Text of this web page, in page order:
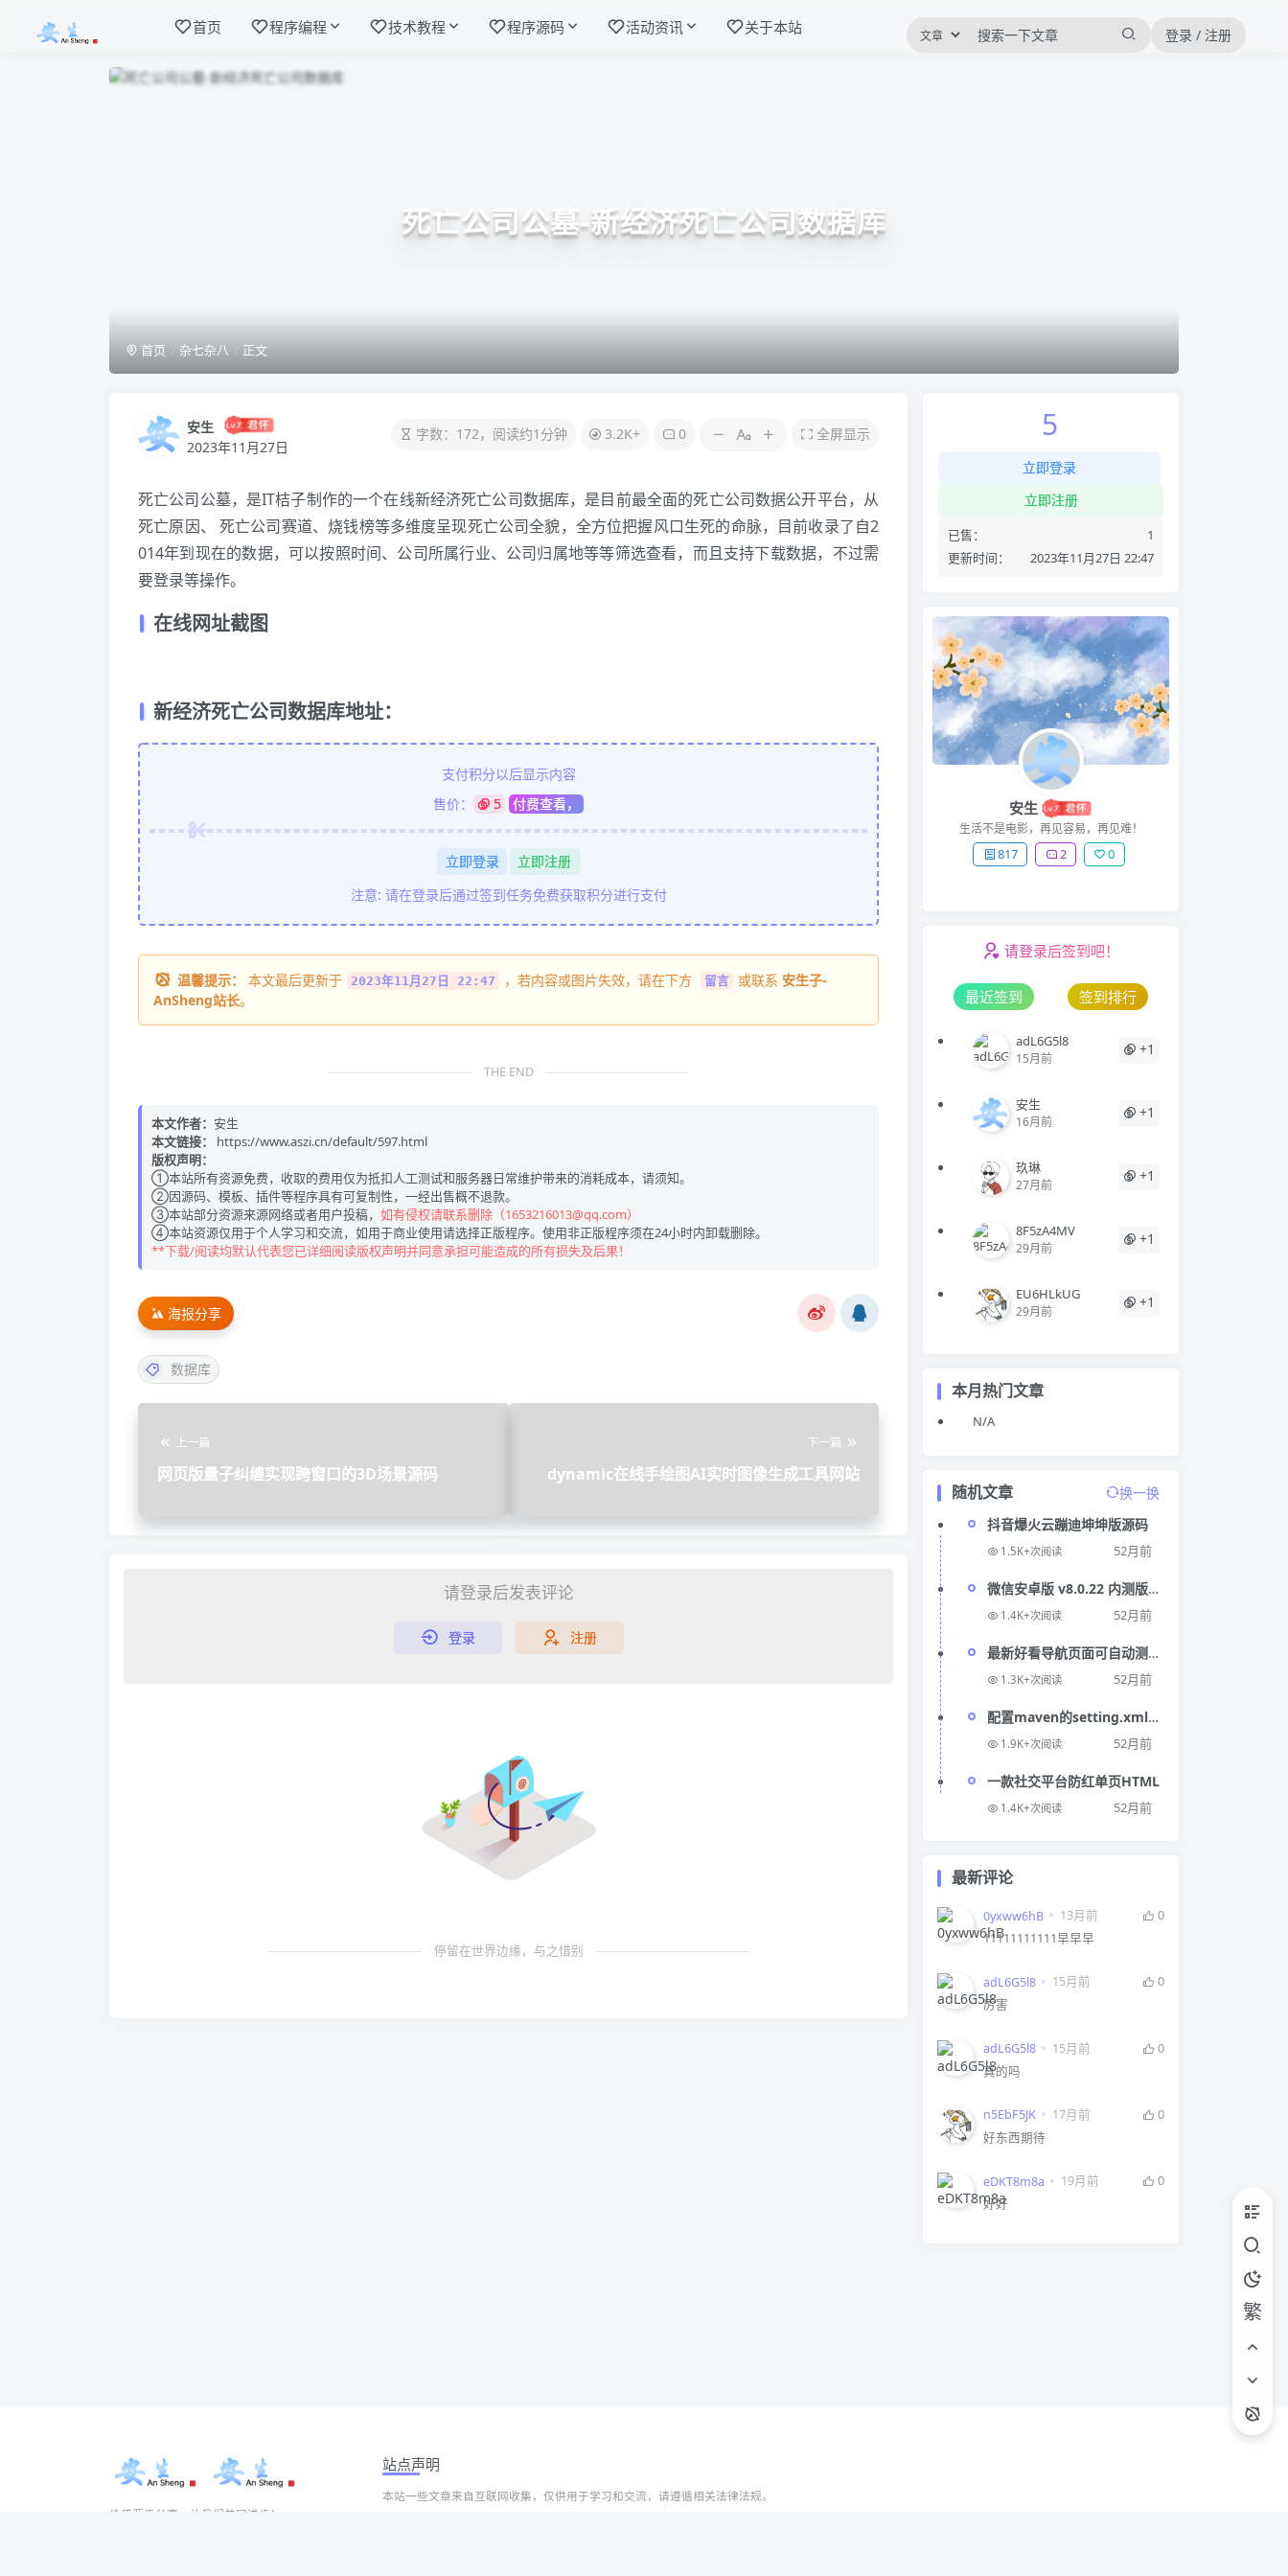
首页 程序编程 技术教程 程序源码 活动资讯 关于本站 登录 / 注册
死亡公司公墓-新经济死亡公司数据库
首页 杂七杂八 正文
安生
2023年11月27日
字数：172，阅读约1分钟 3.2K+ 0 全屏显示
死亡公司公墓，是IT桔子制作的一个在线新经济死亡公司数据库，是目前最全面的死亡公司数据公开平台，从
死亡原因、 死亡公司赛道、烧钱榜等多维度呈现死亡公司全貌，全方位把握风口生死的命脉，目前收录了自2
014年到现在的数据，可以按照时间、公司所属行业、公司归属地等等筛选查看，而且支持下载数据，不过需
要登录等操作。
在线网址截图
新经济死亡公司数据库地址：
支付积分以后显示内容
售价：
5 付费查看，
立即登录
立即注册
注意: 请在登录后通过签到任务免费获取积分进行支付
温馨提示： 本文最后更新于 2023年11月27日 22:47 ，若内容或图片失效，请在下方 留言 或联系 安生子-
AnSheng站长。
THE END
本文作者： 安生
本文链接：
https://www.aszi.cn/default/597.html
版权声明：
①本站所有资源免费，收取的费用仅为抵扣人工测试和服务器日常维护带来的消耗成本，请须知。
②因源码、模板、插件等程序具有可复制性，一经出售概不退款。
③本站部分资源来源网络或者用户投稿， 如有侵权请联系删除（1653216013@qq.com）
④本站资源仅用于个人学习和交流，如用于商业使用请选择正版程序。使用非正版程序须在24小时内卸载删除。
**下载/阅读均默认代表您已详细阅读版权声明并同意承担可能造成的所有损失及后果！
海报分享
数据库
上一篇
网页版量子纠缠实现跨窗口的3D场景源码
下一篇
dynamic在线手绘图AI实时图像生成工具网站
请登录后发表评论
登录 注册
停留在世界边缘，与之惜别
5
立即登录
立即注册
已售：
1
更新时间：
2023年11月27日 22:47
安生
生活不是电影，再见容易，再见难！
817 2 0
请登录后签到吧！
最近签到 签到排行
adL6G5l8
15月前
+1
安生
16月前
+1
玖琳
27月前
+1
8F5zA4MV
29月前
+1
EU6HLkUG
29月前
+1
本月热门文章
N/A
随机文章
换一换
抖音爆火云蹦迪坤坤版源码
1.5K+次阅读 52月前
微信安卓版 v8.0.22 内测版
更新，新增两项功能
1.4K+次阅读 52月前
最新好看导航页面可自动测
域名延迟！！
1.3K+次阅读 52月前
配置maven的setting.xml
文件打不开
1.9K+次阅读 52月前
一款社交平台防红单页HTML
1.4K+次阅读 52月前
最新评论
0yxww6hB 13月前
0
11111111111早早早
adL6G5l8 15月前
0
厉害
adL6G5l8 15月前
0
真的吗
n5EbF5JK 17月前
0
好东西期待
eDKT8m8a 19月前
0
好好
繁
价值源于分享，让我们共同进步！
站点声明
本站一些文章来自互联网收集，仅供用于学习和交流，请遵循相关法律法规。